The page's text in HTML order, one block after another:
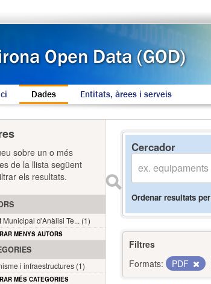
Dades Entitats, àrees i serveis
Cercador
Ordenar resultats per
Filtres
Formats:
PDF
sobre un o més
de la llista següent
els resultats.
Municipal d'Anàlisi Te... (1)
MENYS AUTORS
i infraestructures (1)
MÉS CATEGORIES